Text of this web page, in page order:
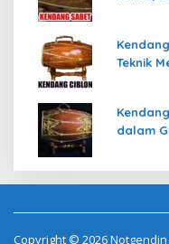
Teknik
dalam
Copyright © 2026